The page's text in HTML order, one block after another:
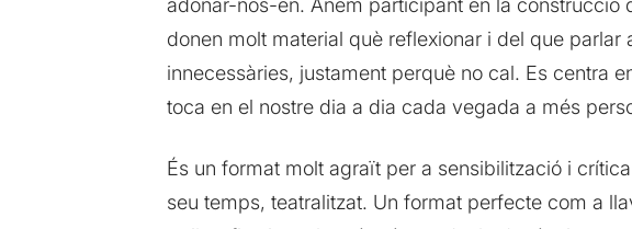
adonar-nos-en. Anem participant en la construcció
donen molt material què reflexionar i del que
innecessàries, justament perquè no cal. Es centra
toca en el nostre dia a dia cada vegada a més
És un format molt agraït per a sensibilització i
seu temps, teatralitzat. Un format perfecte com a